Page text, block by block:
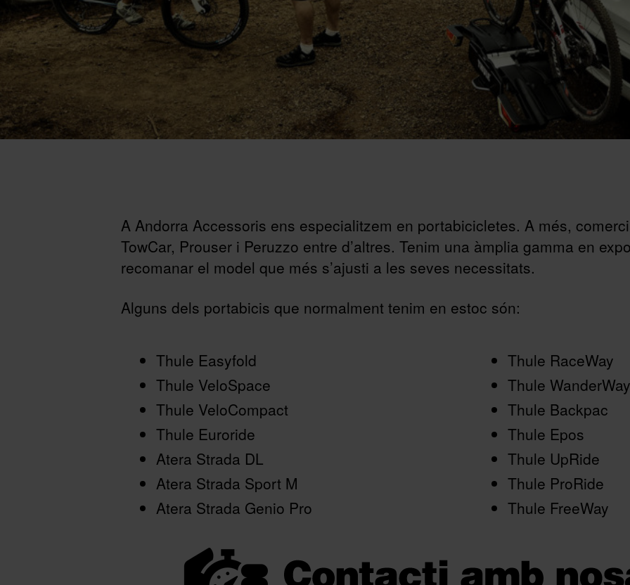
A Andorra Accessoris ens especialitzem en portabicicletes. A més,
TowCar, Prouser i Peruzzo entre d’altres. Tenim una àmplia gamma en
recomanar el model que més s’ajusti a les seves necessitats.
Alguns dels portabicis que normalment tenim en estoc són:
Thule Easyfold
Thule VeloSpace
Thule VeloCompact
Thule Euroride
Atera Strada DL
Atera Strada Sport M
Atera Strada Genio Pro
Thule RaceWay
Thule WanderWay
Thule Backpac
Thule Epos
Thule UpRide
Thule ProRide
Thule FreeWay